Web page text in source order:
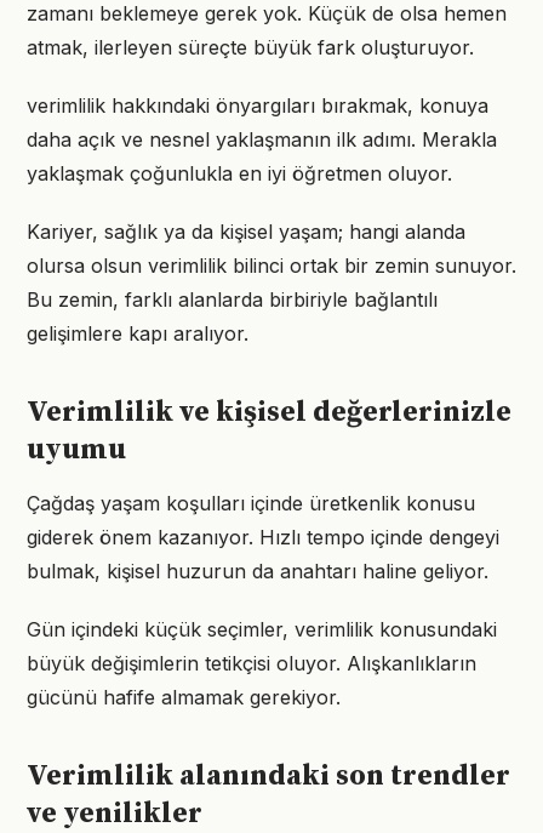
zamanı beklemeye gerek yok. Küçük de olsa hemen
atmak, ilerleyen süreçte büyük fark oluşturuyor.
verimlilik hakkındaki önyargıları bırakmak, konuya
daha açık ve nesnel yaklaşmanın ilk adımı. Merakla
yaklaşmak çoğunlukla en iyi öğretmen oluyor.
Kariyer, sağlık ya da kişisel yaşam; hangi alanda
olursa olsun verimlilik bilinci ortak bir zemin sunuyor.
Bu zemin, farklı alanlarda birbiriyle bağlantılı
gelişimlere kapı aralıyor.
Verimlilik ve kişisel değerlerinizle
uyumu
Çağdaş yaşam koşulları içinde üretkenlik konusu
giderek önem kazanıyor. Hızlı tempo içinde dengeyi
bulmak, kişisel huzurun da anahtarı haline geliyor.
Gün içindeki küçük seçimler, verimlilik konusundaki
büyük değişimlerin tetikçisi oluyor. Alışkanlıkların
gücünü hafife almamak gerekiyor.
Verimlilik alanındaki son trendler
ve yenilikler